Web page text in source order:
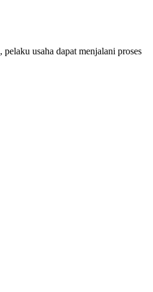
, pelaku usaha dapat menjalani proses